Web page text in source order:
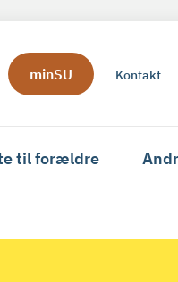
minSU Kontakt
til forældre